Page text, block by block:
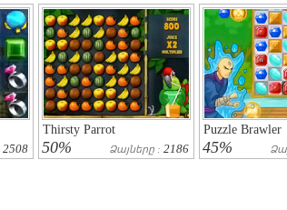
2508
Thirsty Parrot
50% Ձայները : 2186
Puzzle Brawler
45%